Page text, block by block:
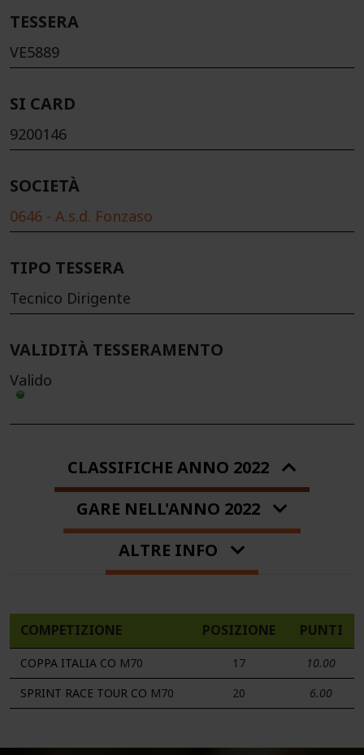
TESSERA
VE5889
SI CARD
9200146
SOCIETÀ
0646 - A.s.d. Fonzaso
TIPO TESSERA
Tecnico Dirigente
VALIDITÀ TESSERAMENTO
Valido
CLASSIFICHE ANNO 2022
GARE NELL'ANNO 2022
ALTRE INFO
COMPETIZIONE POSIZIONE PUNTI
COPPA ITALIA CO M70 17
10.00
SPRINT RACE TOUR CO M70 20 6.00